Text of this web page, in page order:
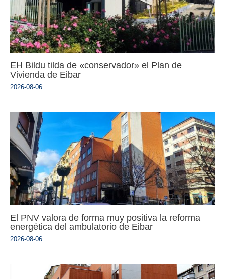
EH Bildu tilda de «conservador» el Plan de
Vivienda de Eibar
2026-08-06
El PNV valora de forma muy positiva la reforma
energética del ambulatorio de Eibar
2026-08-06